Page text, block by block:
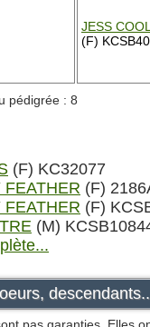
JESS
(F)
pédigrée : 8
(F) KC32077
FEATHER (F)
FEATHER (F)
(M)
pas garanties. Elles